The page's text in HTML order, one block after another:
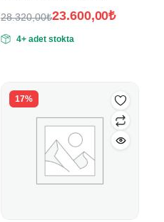
28.320,00₺
fiyat:
23.600,00₺
andaki
4+ adet stokta
17%